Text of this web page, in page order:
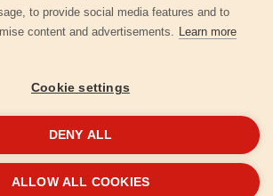
extol.hu- Minden jog fenntartva
to provide social media features and to
content and advertisements. Learn more
Cookie settings
DENY ALL
ALLOW ALL COOKIES